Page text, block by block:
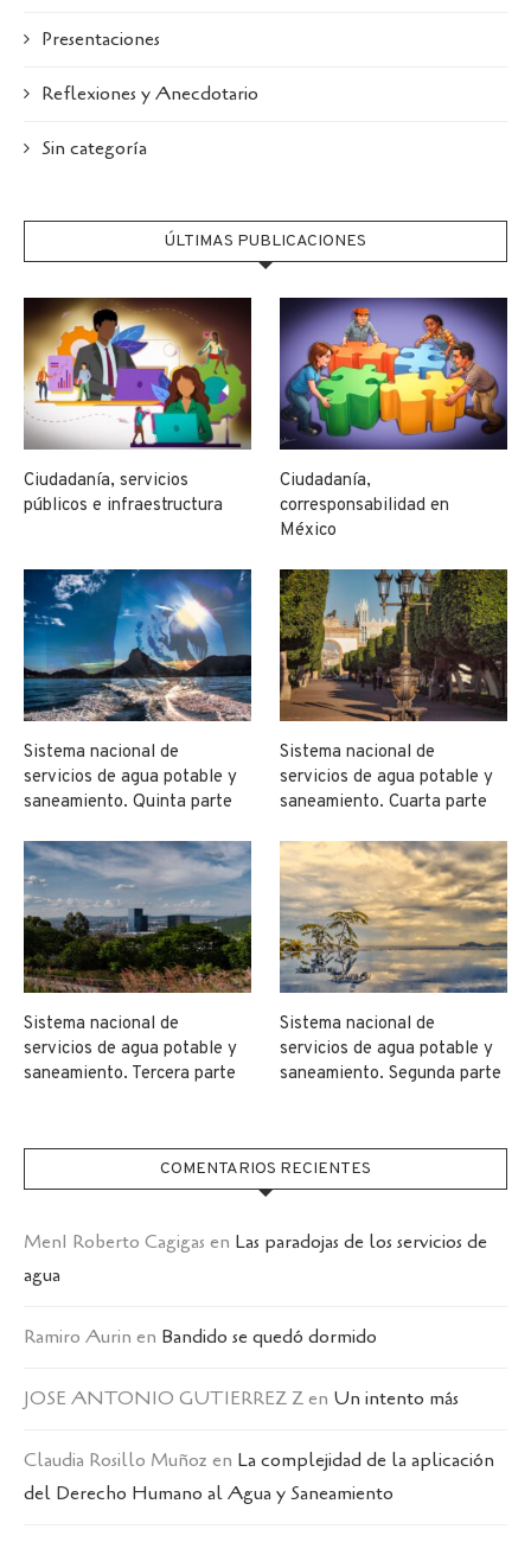
Presentaciones
Reflexiones y Anecdotario
Sin categoría
ÚLTIMAS PUBLICACIONES
Ciudadanía, servicios
públicos e infraestructura
Ciudadanía,
corresponsabilidad en
México
Sistema nacional de
servicios de agua potable y
saneamiento. Quinta parte
Sistema nacional de
servicios de agua potable y
saneamiento. Cuarta parte
Sistema nacional de
servicios de agua potable y
saneamiento. Tercera parte
Sistema nacional de
servicios de agua potable y
saneamiento. Segunda parte
COMENTARIOS RECIENTES
MenI Roberto Cagigas en Las paradojas de los servicios de
agua
Ramiro Aurin en Bandido se quedó dormido
JOSE ANTONIO GUTIERREZ Zen Un intento más
Claudia Rosillo Muñoz en La complejidad de la aplicación
del Derecho Humano al Agua y Saneamiento